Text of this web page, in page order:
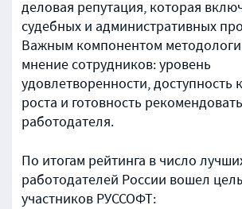
деловая репутация, которая
судебных и административных
Важным компонентом
мнение сотрудников: уровень
удовлетворенности, доступность
роста и готовность рекомендовать
работодателя.
По итогам рейтинга в число
работодателей России вошел
участников РУССОФТ: